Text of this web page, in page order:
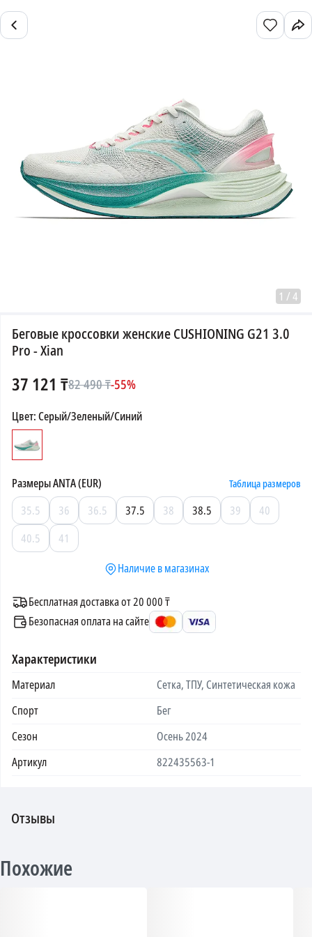
1 / 4
Беговые кроссовки женские CUSHIONING G21 3.0
Pro - Xian
37 121 ₸82 490₸-55%
Цвет:Серый/Зеленый/Синий
РазмерыANTA (EUR) Таблица размеров
35.5 36 36.5 37.5 38 38.5 39
40
40.5
41
Наличие в магазинах
Бесплатная доставка от 20 000 ₸
Безопасная оплата на сайте
Характеристики
Материал
Сетка, ТПУ, Синтетическая кожа
Спорт
Бег
Сезон
Осень 2024
Артикул
822435563-1
Отзывы
Похожие